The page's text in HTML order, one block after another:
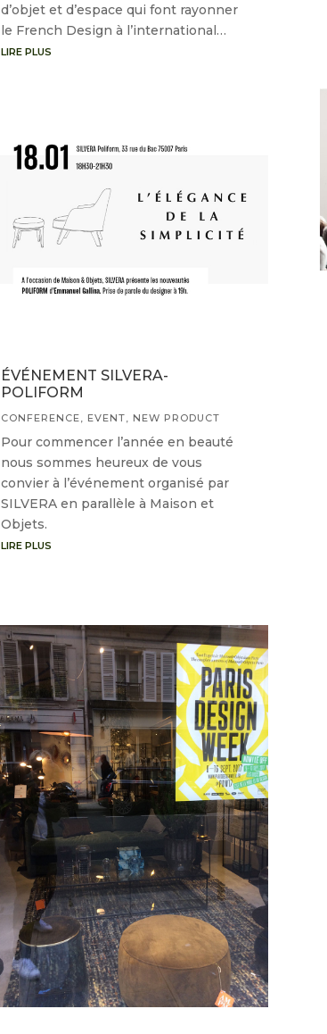
d’objet et d’espace qui font rayonner
le French Design à l’international…
LIRE PLUS
ÉVÉNEMENT SILVERA-
POLIFORM
CONFERENCE, EVENT, NEW PRODUCT
Pour commencer l’année en beauté
nous sommes heureux de vous
convier à l’événement organisé par
SILVERA en parallèle à Maison et
Objets.
LIRE PLUS